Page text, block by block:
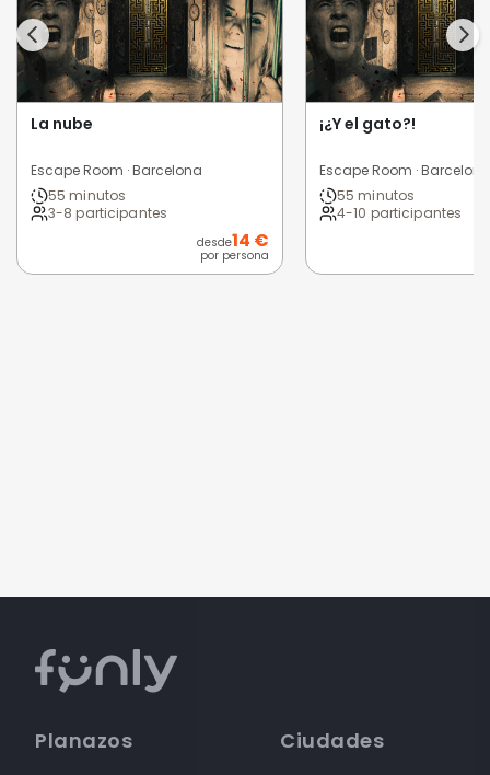
La nube
Escape Room · Barcelona
55 minutos
3-8 participantes
desde14 €
por persona
¡¿Y el gato?!
Escape Room · Barcelona
55 minutos
4-10 participantes
Planazos Ciudades